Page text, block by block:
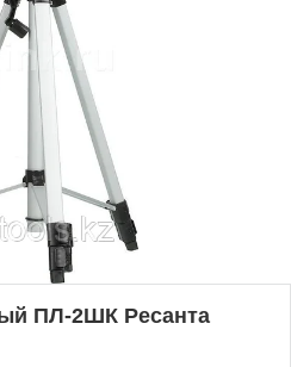
ПЛ-2ШК Ресанта